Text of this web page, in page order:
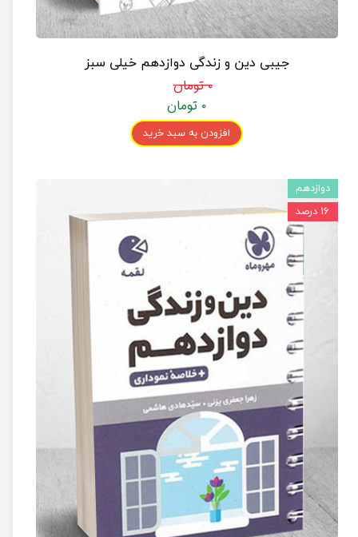
جیبی دین و زندگی دوازدهم خیلی سبز
۰ تومان
۰ تومان
افزودن به سبد خرید
دوازدهم
۱۶ درصد